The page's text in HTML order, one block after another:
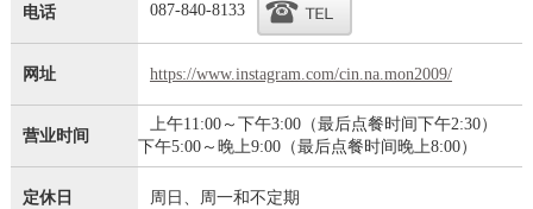
电话 087-840-8133
网址 https://www.instagram.com/cin.na.mon2009/
营业时间
上午11:00～下午3:00（最后点餐时间下午2:30）
下午5:00～晚上9:00（最后点餐时间晚上8:00）
定休日 周日、周一和不定期